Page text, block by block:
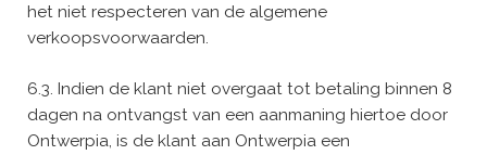
het niet respecteren van de algemene
verkoopsvoorwaarden.
6.3. Indien de klant niet overgaat tot betaling binnen 8
dagen na ontvangst van een aanmaning hiertoe door
Ontwerpia, is de klant aan Ontwerpia een